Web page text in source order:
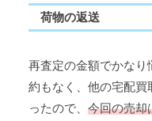
荷物の返送
再査定の金額でかなり
約もなく、他の宅配
ったので、 今回の売却